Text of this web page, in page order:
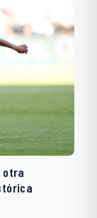
otra